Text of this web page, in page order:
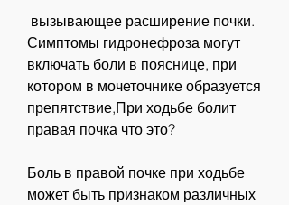
Симптомы гидронефроза могут
включать боли в пояснице, при
котором в мочеточнике образуется
препятствие,При ходьбе болит
правая почка что это?
Боль в правой почке при ходьбе
может быть признаком различных